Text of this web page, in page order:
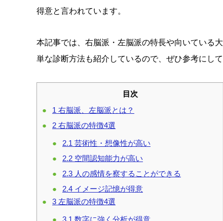
得意と言われています。
本記事では、右脳派・左脳派の特長や向いている
単な診断方法も紹介しているので、ぜひ参考にして
目次
1 右脳派、左脳派とは？
2 右脳派の特徴4選
2.1 芸術性・想像性が高い
2.2 空間認知能力が高い
2.3 人の感情を察することができる
2.4 イメージ記憶が得意
3 左脳派の特徴4選
3.1 数字に強く分析が得意